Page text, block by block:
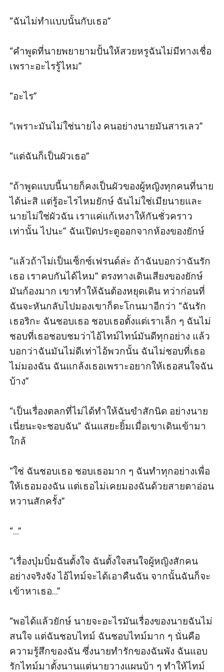
“ฉันไม่ทำแบบนั้นกับเธอ”
“คำพูดที่นายพยายามปั้นให้สวยหรูฉันไม่มีทางเชื่อ
เพราะอะไรรู้ไหม”
“อะไร”
“เพราะมันไม่ใช่นายไง คนอย่างนายมันสารเลว”
“แต่ฉันก็เป็นผัวเธอ”
“ถ้าพูดแบบนี้นายก็คงเป็นผัวของผู้หญิงทุกคนที่นาย
ได้น่ะสิ แต่รู้อะไรไหมยักษ์ ฉันไม่ใช่เมียนายและ
นายไม่ใช่ผัวฉัน เราแค่แก้เหงาให้กันชั่วคราว
เท่านั้น ไปนะ” ฉันเปิดประตูออกจากห้องของยักษ์
“แล้วถ้าไม่เป็นเซ็กซ์เฟรนด์ล่ะ ถ้าฉันบอกว่าฉันรัก
เธอ เราคบกันได้ไหม” ตรงทางเดินเสียงของยักษ์
มันก้องมาก เขาทำให้ฉันต้องหยุดเดิน ทว่าก่อนที่
ฉันจะหันกลับไปมองเขาก็ตะโกนมาอีกว่า “ฉันรัก
เธอริกะ ฉันชอบเธอ ชอบเธอตั้งแต่เราเล็ก ๆ ฉันไม่
ชอบที่เธอชอบชมว่าไอ้ไทม์ไทน์มันดีทุกอย่าง แล้ว
บอกว่าฉันมันไม่ดีเท่าไอ้พวกนั้น ฉันไม่ชอบที่เธอ
ไม่มองฉัน ฉันแกล้งเธอเพราะอยากให้เธอสนใจฉัน
บ้าง”
“เป็นเรื่องตลกที่ไม่ได้ทำให้ฉันขำสักนิด อย่างนาย
เนี่ยนะจะชอบฉัน” ฉันแสยะยิ้มเมื่อเขาเดินเข้ามา
ใกล้
“ใช่ ฉันชอบเธอ ชอบเธอมาก ๆ ฉันทำทุกอย่างเพื่อ
ให้เธอมองฉัน แต่เธอไม่เคยมองฉันด้วยสายตาอ่อน
หวานสักครั้ง”
“...”
“เรื่องบุ๋มบิ๋มฉันตั้งใจ ฉันตั้งใจสนใจผู้หญิงสักคน
อย่างจริงจัง ไอ้ไทม์จะได้เอาคืนฉัน จากนั้นฉันก็จะ
เข้าหาเธอ...”
“พอได้แล้วยักษ์ นายจะอะไรมันเรื่องของนายฉันไม่
สนใจ แต่ฉันชอบไทม์ ฉันชอบไทม์มาก ๆ นั่นคือ
ความรู้สึกของฉัน ซึ่งนายทำรักของฉันพัง ฉันแอบ
รักไทม์มาตั้งนานแต่นายวางแผนบ้า ๆ ทำให้ไทม์